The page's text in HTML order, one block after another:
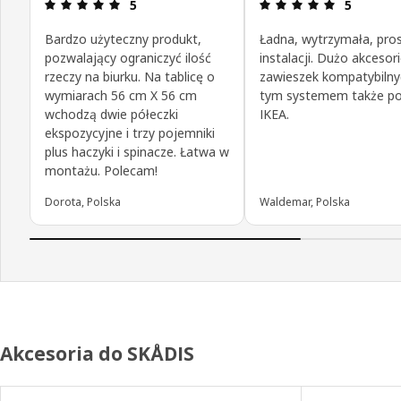
5
Bardzo użyteczny produkt,
pozwalający ograniczyć ilość
rzeczy na biurku. Na tablicę o
wymiarach 56 cm X 56 cm
wchodzą dwie półeczki
ekspozycyjne i trzy pojemniki
plus haczyki i spinacze. Łatwa w
montażu. Polecam!
Dorota, Polska
5
Ładna, wytrzymała,
instalacji. Dużo
zawieszek
tym systemem także
IKEA.
Waldemar, Polska
Akcesoria do SKÅDIS